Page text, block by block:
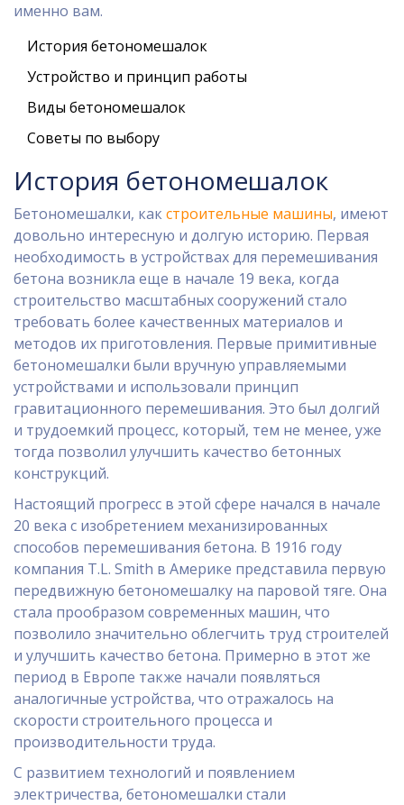
именно вам.
История бетономешалок
Устройство и принцип работы
Виды бетономешалок
Советы по выбору
История бетономешалок
Бетономешалки, как строительные машины, имеют
довольно интересную и долгую историю. Первая
необходимость в устройствах для перемешивания
бетона возникла еще в начале 19 века, когда
строительство масштабных сооружений стало
требовать более качественных материалов и
методов их приготовления. Первые примитивные
бетономешалки были вручную управляемыми
устройствами и использовали принцип
гравитационного перемешивания. Это был долгий
и трудоемкий процесс, который, тем не менее, уже
тогда позволил улучшить качество бетонных
конструкций.
Настоящий прогресс в этой сфере начался в начале
20 века с изобретением механизированных
способов перемешивания бетона. В 1916 году
компания T.L. Smith в Америке представила первую
передвижную бетономешалку на паровой тяге. Она
стала прообразом современных машин, что
позволило значительно облегчить труд строителей
и улучшить качество бетона. Примерно в этот же
период в Европе также начали появляться
аналогичные устройства, что отражалось на
скорости строительного процесса и
производительности труда.
С развитием технологий и появлением
электричества, бетономешалки стали